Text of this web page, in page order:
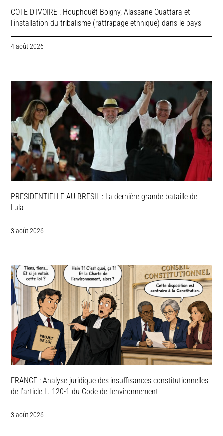
COTE D’IVOIRE : Houphouët-Boigny, Alassane Ouattara et
l’installation du tribalisme (rattrapage ethnique) dans le pays
4 août 2026
PRESIDENTIELLE AU BRESIL : La dernière grande bataille de
Lula
3 août 2026
FRANCE : Analyse juridique des insuffisances constitutionnelles
de l’article L. 120-1 du Code de l’environnement
3 août 2026